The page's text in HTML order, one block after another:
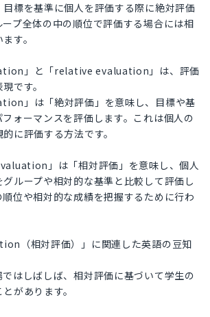
標を基準に個人を評価する際に絶対評価
プ全体の中の順位で評価する場合には相
す。
」と「relative evaluation」は、評価
です。
」は「絶対評価」を意味し、目標や基
ォーマンスを評価します。これは個人の
に評価する方法です。
」は「相対評価」を意味し、個人
ループや相対的な基準と比較して評価し
位や相対的な成績を把握するために行わ
（相対評価）」に関連した英語の豆知
はしばしば、相対評価に基づいて学生の
があります。